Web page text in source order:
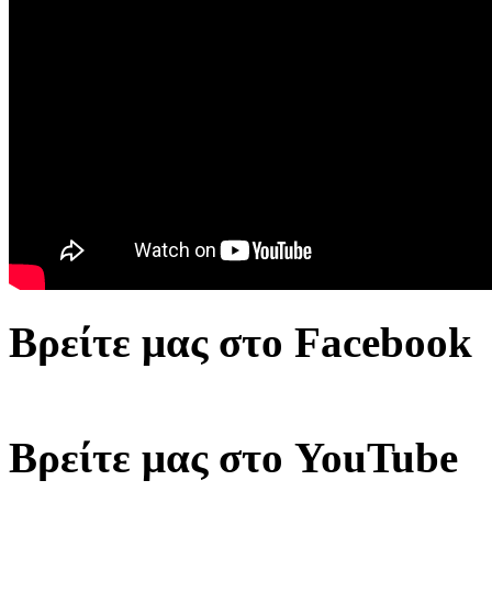
Βρείτε μας στο Facebook
Βρείτε μας στο YouTube